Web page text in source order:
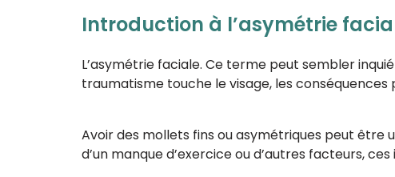
Introduction à l’asymétrie
L’asymétrie faciale. Ce terme peut sembler
traumatisme touche le visage, les
Avoir des mollets fins ou asymétriques peut être
d’un manque d’exercice ou d’autres facteurs,